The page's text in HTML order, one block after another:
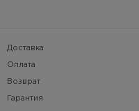
Доставка
Оплата
Возврат
Гарантия